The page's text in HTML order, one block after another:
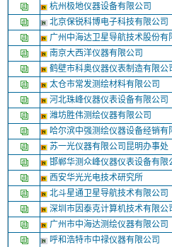
杭州极地仪器设备有限公司
北京保锐科博电子科技有限公司
广州中海达卫星导航技术股份
南京大西洋仪器有限公司
鹤壁市科奥仪器仪表制造有限公
太仓市常发测绘材料有限公司
河北珠峰仪器仪表设备有限公司
潍坊胜伟测绘仪器有限公司
哈尔滨中强测绘仪器设备经销
苏一光仪器有限公司昆明办事处
邯郸华测众峰仪器仪表设备有
西安华光光电技术研究所
北斗星通卫星导航技术有限公司
深圳市因泰克计算机技术有限公
广州市中海达测绘仪器有限公司
呼和浩特市中禄仪器有限公司